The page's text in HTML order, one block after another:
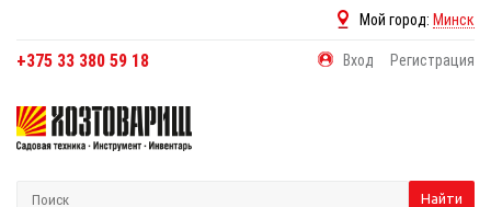
Мой город: Минск
+375 33 380 59 18 Вход Регистрация
Найти